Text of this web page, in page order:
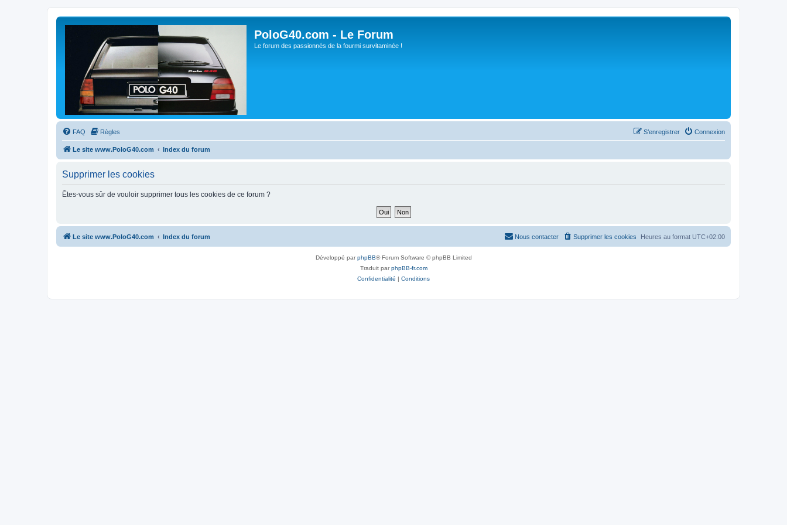
PoloG40.com - Le Forum
Le forum des passionnés de la fourmi survitaminée !
FAQ Règles Connexion
S’enregistrer
Le site www.PoloG40.com Index du forum
Supprimer les cookies
Êtes-vous sûr de vouloir supprimer tous les cookies de ce forum ?
Le site www.PoloG40.com Index du forum Heures au format UTC+02:00
Supprimer les cookies
Nous contacter
Développé parphpBB® Forum Software © phpBB Limited
Traduit parphpBB-fr.com
Confidentialité | Conditions